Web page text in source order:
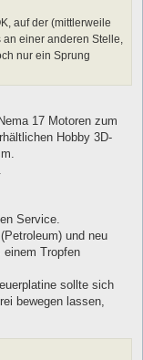
auf der (mittlerweile
einer anderen Stelle,
nur ein Sprung
17 Motoren zum
Hobby 3D-
Service.
und neu
Tropfen
sollte sich
bewegen lassen,